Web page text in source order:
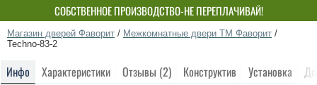
СОБСТВЕННОЕ ПРОИЗВОДСТВО-НЕ ПЕРЕПЛАЧИВАЙ!
Магазин дверей Фаворит / Межкомнатные двери ТМ Фаворит /
Techno-83-2
Инфо Характеристики Отзывы (2) Конструктив Установка